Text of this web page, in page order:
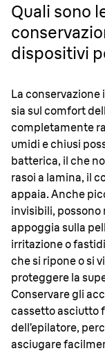
Quali sono
dispositivi
La
sia sul comfort
completamente
umidi e chiusi
batterica, il che
rasoi a lamina, il
appaia. Anche
invisibili, possono
appoggia sulla
irritazione o
che si ripone o si
proteggere la
Conservare gli
cassetto asciutto
dell’epilatore,
asciugare